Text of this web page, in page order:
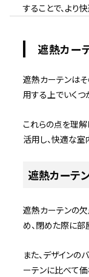
することで、より
遮熱カー
遮熱カーテンはそ
用する上でいくつ
これらの点を理解
活用し、快適な室
遮熱カーテ
遮熱カーテンの
め、閉めた際に部
また、デザインの
ーテンに比べて価